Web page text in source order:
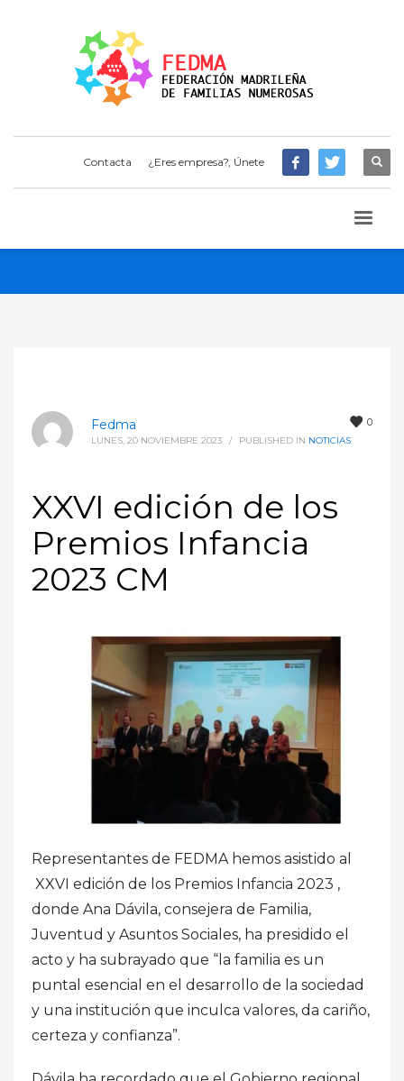
Contacta ¿Eres empresa?, Únete
0
Fedma
LUNES, 20 NOVIEMBRE 2023 / PUBLISHED IN NOTICIAS
XXVI edición de los
Premios Infancia
2023 CM
Representantes de FEDMA hemos asistido al
XXVI edición de los Premios Infancia 2023 ,
donde Ana Dávila, consejera de Familia,
Juventud y Asuntos Sociales, ha presidido el
acto y ha subrayado que “la familia es un
puntal esencial en el desarrollo de la sociedad
y una institución que inculca valores, da cariño,
certeza y confianza”.